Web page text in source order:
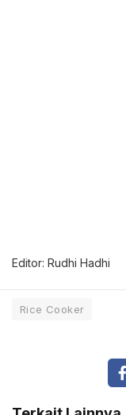
Editor: Rudhi Hadhi
Rice Cooker